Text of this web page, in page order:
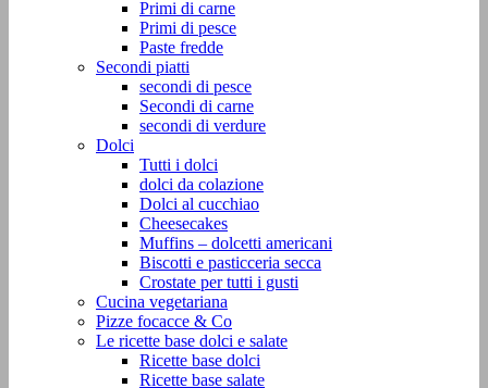
Primi di carne
Primi di pesce
Paste fredde
Secondi piatti
secondi di pesce
Secondi di carne
secondi di verdure
Dolci
Tutti i dolci
dolci da colazione
Dolci al cucchiao
Cheesecakes
Muffins – dolcetti americani
Biscotti e pasticceria secca
Crostate per tutti i gusti
Cucina vegetariana
Pizze focacce & Co
Le ricette base dolci e salate
Ricette base dolci
Ricette base salate